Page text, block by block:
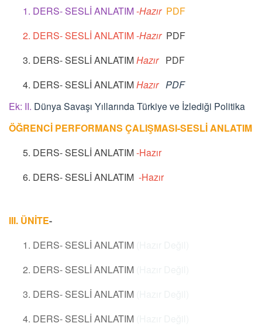
1. DERS- SESLİ ANLATIM-Hazır PDF
2. DERS- SESLİ ANLATIM -Hazır PDF
3. DERS- SESLİ ANLATIMHazır PDF
4. DERS- SESLİ ANLATIMHazır PDF
Ek: II. Dünya Savaşı Yıllarında Türkiye ve İzlediği Politika
ÖĞRENCİ PERFORMANS ÇALIŞMASI-SESLİ ANLATIM
5. DERS- SESLİ ANLATIM-Hazır
6. DERS- SESLİ ANLATIM -Hazır
III. ÜNİTE-
1. DERS- SESLİ ANLATIM
2. DERS- SESLİ ANLATIM
3. DERS- SESLİ ANLATIM
4. DERS- SESLİ ANLATIM